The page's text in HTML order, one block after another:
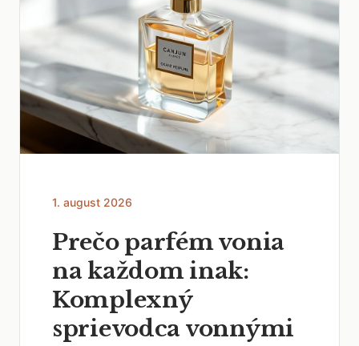
1. august 2026
Prečo parfém vonia
na každom inak:
Komplexný
sprievodca vonnými